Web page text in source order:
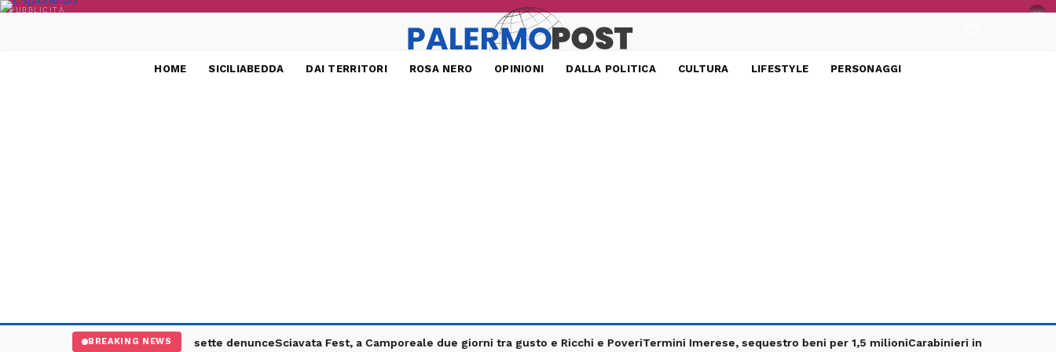
PUBBLICITÀ ×
HOME SICILIABEDDA DAI TERRITORI ROSA NERO OPINIONI DALLA POLITICA CULTURA LIFESTYLE PERSONAGGI
BREAKING NEWS
controlli: un arresto e sette denunceSciavata Fest, a Camporeale due giorni tra gusto e Ricchi e PoveriTermini Imerese, sequestro beni per 1,5 milioni Carabinieri in e-bike, controlli